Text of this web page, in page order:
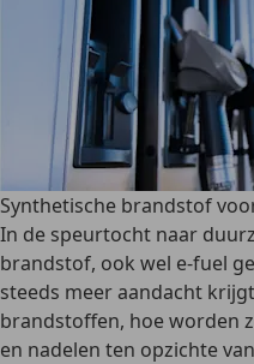
Synthetische brandstof
In de speurtocht naar
brandstof, ook wel e-fuel
steeds meer aandacht
brandstoffen, hoe worden
en nadelen ten opzichte